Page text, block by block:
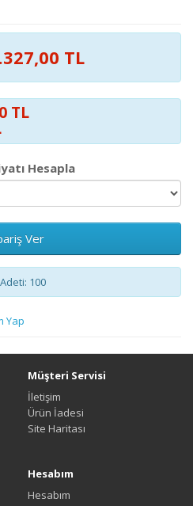
TL
TL
Hesapla
Ver
100
Yap
Müşteri Servisi
İletişim
Ürün İadesi
Site Haritası
Hesabım
Hesabım